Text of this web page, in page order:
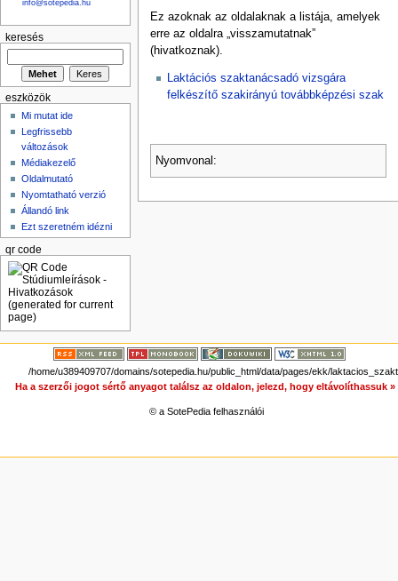
Ez azoknak az oldalaknak a listája, amelyek
erre az oldalra „visszamutatnak”
(hivatkoznak).
Laktációs szaktanácsadó vizsgára
felkészítő szakirányú továbbképzési szak
Nyomvonal:
info@sotepedia.hu
keresés
eszközök
Mi mutat ide
Legfrissebb
változások
Médiakezelő
Oldalmutató
Nyomtatható verzió
Állandó link
Ezt szeretném idézni
qr code
/home/u389409707/domains/sotepedia.hu/public_html/data/pages/ekk/
Ha a szerzői jogot sértő anyagot találsz az oldalon, jelezd, hogy eltávolíthassuk »
© a SotePedia felhasználói